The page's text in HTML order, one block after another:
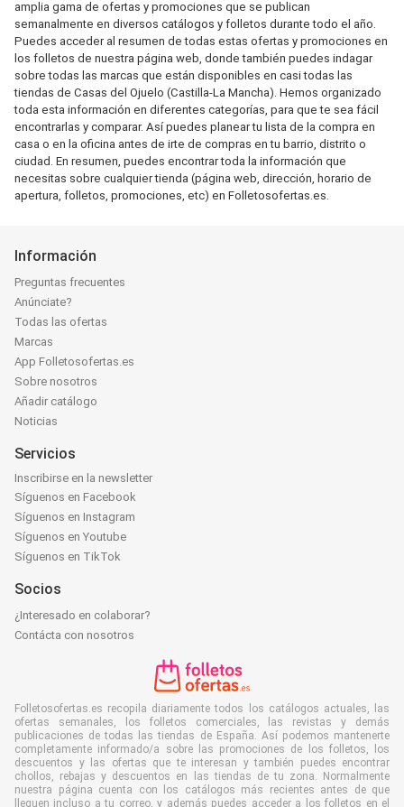
amplia gama de ofertas y promociones que se publican
semanalmente en diversos catálogos y folletos durante todo el año.
Puedes acceder al resumen de todas estas ofertas y promociones en
los folletos de nuestra página web, donde también puedes indagar
sobre todas las marcas que están disponibles en casi todas las
tiendas de Casas del Ojuelo (Castilla-La Mancha). Hemos organizado
toda esta información en diferentes categorías, para que te sea fácil
encontrarlas y comparar. Así puedes planear tu lista de la compra en
casa o en la oficina antes de irte de compras en tu barrio, distrito o
ciudad. En resumen, puedes encontrar toda la información que
necesitas sobre cualquier tienda (página web, dirección, horario de
apertura, folletos, promociones, etc) en Folletosofertas.es.
Información
Preguntas frecuentes
Anúnciate?
Todas las ofertas
Marcas
App Folletosofertas.es
Sobre nosotros
Añadir catálogo
Noticias
Servicios
Inscribirse en la newsletter
Síguenos en Facebook
Síguenos en Instagram
Síguenos en Youtube
Síguenos en TikTok
Socios
¿Interesado en colaborar?
Contácta con nosotros
Folletosofertas.es recopila diariamente todos los catálogos actuales, las
ofertas semanales, los folletos comerciales, las revistas y demás
publicaciones de todas las tiendas de España. Así podemos mantenerte
completamente informado/a sobre las promociones de los folletos, los
descuentos y las ofertas que te interesan y también puedes encontrar
chollos, rebajas y descuentos en las tiendas de tu zona. Normalmente
nuestra página cuenta con los catálogos más recientes antes de que
lleguen incluso a tu correo, y además puedes acceder a los folletos en el